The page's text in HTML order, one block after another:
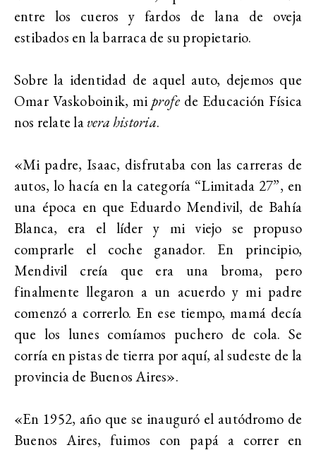
entre los cueros y fardos de lana de oveja
estibados en la barraca de su propietario.
Sobre la identidad de aquel auto, dejemos que
Omar Vaskoboinik, miprofe de Educación Física
nos relate lavera historia.
«Mi padre, Isaac, disfrutaba con las carreras de
autos, lo hacía en la categoría “Limitada 27”, en
una época en que Eduardo Mendivil, de Bahía
Blanca, era el líder y mi viejo se propuso
comprarle el coche ganador. En principio,
Mendivil creía que era una broma, pero
finalmente llegaron a un acuerdo y mi padre
comenzó a correrlo. En ese tiempo, mamá decía
que los lunes comíamos puchero de cola. Se
corría en pistas de tierra por aquí, al sudeste de la
provincia de Buenos Aires».
«En 1952, año que se inauguró el autódromo de
Buenos Aires, fuimos con papá a correr en